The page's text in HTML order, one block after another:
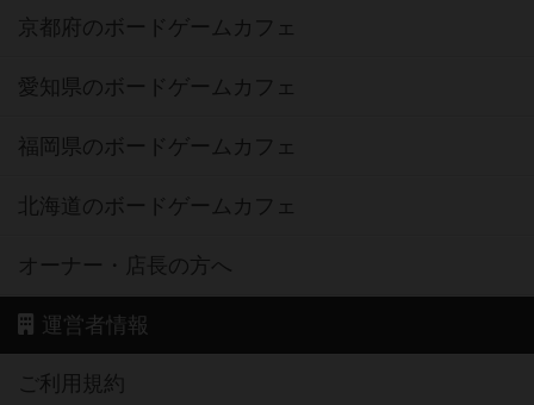
京都府のボードゲームカフェ
愛知県のボードゲームカフェ
福岡県のボードゲームカフェ
北海道のボードゲームカフェ
オーナー・店長の方へ
運営者情報
ご利用規約